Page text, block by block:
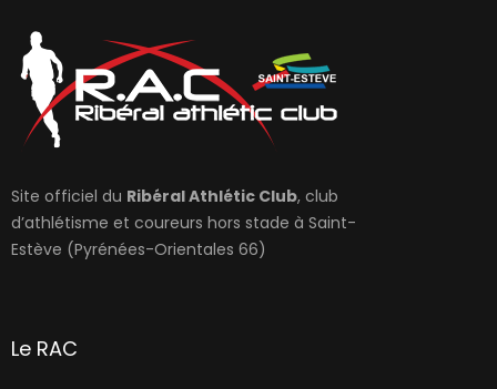
Site officiel du Ribéral Athlétic Club, club
d’athlétisme et coureurs hors stade à Saint-
Estève (Pyrénées-Orientales 66)
Le RAC